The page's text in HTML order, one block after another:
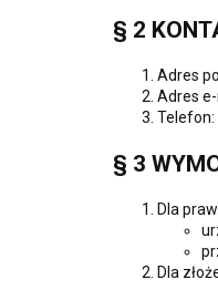
§ 2
Adres
Adres
Telefon:
§ 3
Dla
Dla